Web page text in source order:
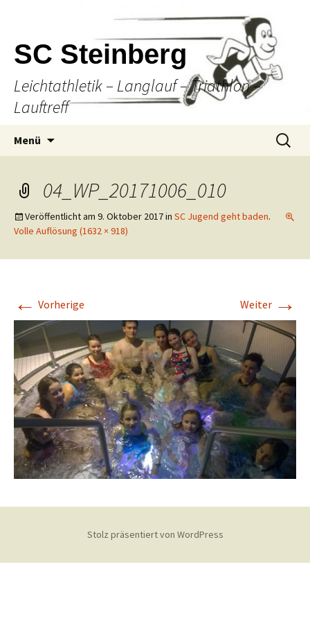
SC Steinberg
Leichtathletik – Langlauf – Triathlon –
Lauftreff
Menü
Suche
nach:
04_WP_20171006_010
Veröffentlicht am 9. Oktober 2017in SC Jugend geht baden.
Volle Auflösung (1632 × 918)
← Vorherige Weiter →
Stolz präsentiert von WordPress